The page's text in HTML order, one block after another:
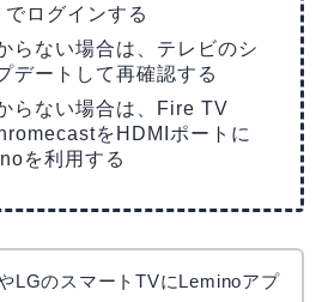
ログインする
らない場合は、テレビのシ
デートして再確認する
らない場合は、Fire TV
をHDMIポートに
を利用する
LGのスマートTVにLeminoアプ